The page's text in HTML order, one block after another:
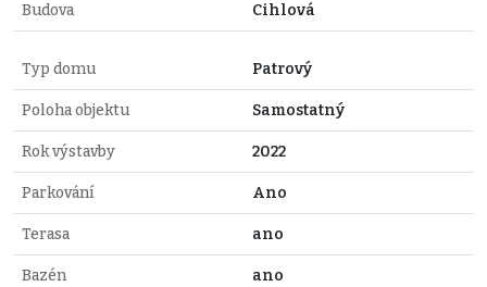
Budova Cihlová
Typ domu Patrový
Poloha objektu Samostatný
Rok výstavby 2022
Parkování Ano
Terasa ano
Bazén ano